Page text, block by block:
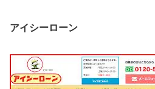
アイシーローン